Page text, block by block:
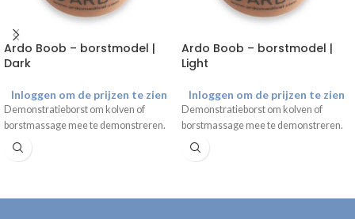
Ardo Boob – borstmodel |
Dark
Inloggen om de prijzen te zien
Demonstratieborst om kolven of
borstmassage mee te demonstreren.
Ardo Boob – borstmodel |
Light
Inloggen om de prijzen te zien
Demonstratieborst om kolven of
borstmassage mee te demonstreren.